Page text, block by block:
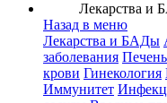
Лекарства и
Назад в меню
Лекарства и БАДы
заболевания
крови Гинекология
Иммунитет